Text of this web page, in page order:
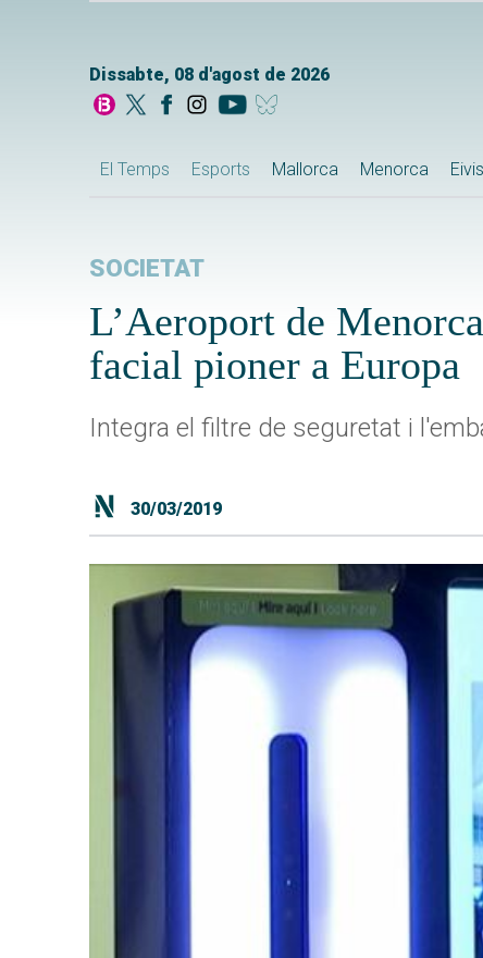
Dissabte, 08 d'agost de 2026
El Temps Esports Mallorca Menorca
SOCIETAT
L’Aeroport de
facial pioner a Europa
Integra el filtre de seguretat i
30/03/2019